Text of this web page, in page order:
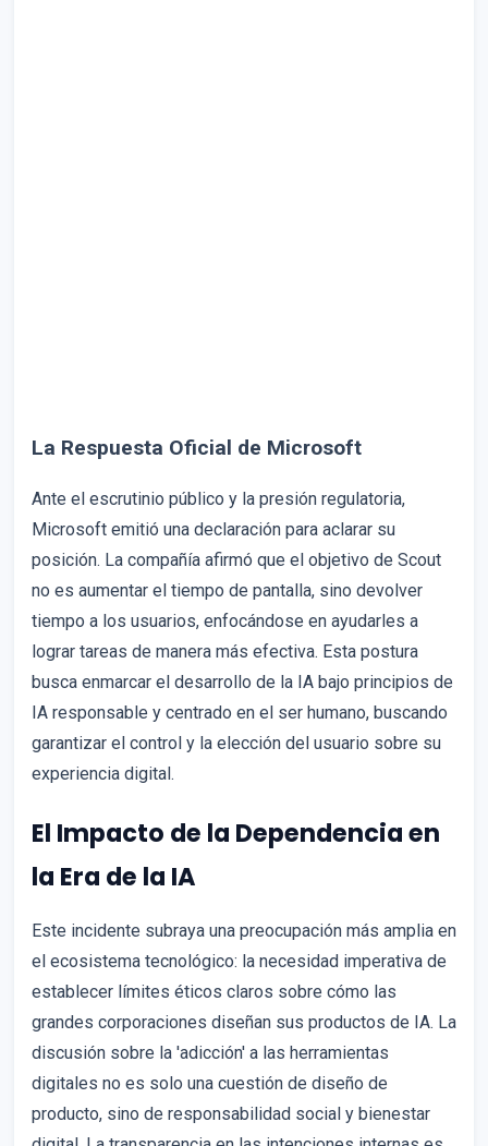
La Respuesta Oficial de Microsoft
Ante el escrutinio público y la presión regulatoria,
Microsoft emitió una declaración para aclarar su
posición. La compañía afirmó que el objetivo de Scout
no es aumentar el tiempo de pantalla, sino devolver
tiempo a los usuarios, enfocándose en ayudarles a
lograr tareas de manera más efectiva. Esta postura
busca enmarcar el desarrollo de la IA bajo principios de
IA responsable y centrado en el ser humano, buscando
garantizar el control y la elección del usuario sobre su
experiencia digital.
El Impacto de la Dependencia en
la Era de la IA
Este incidente subraya una preocupación más amplia en
el ecosistema tecnológico: la necesidad imperativa de
establecer límites éticos claros sobre cómo las
grandes corporaciones diseñan sus productos de IA. La
discusión sobre la 'adicción' a las herramientas
digitales no es solo una cuestión de diseño de
producto, sino de responsabilidad social y bienestar